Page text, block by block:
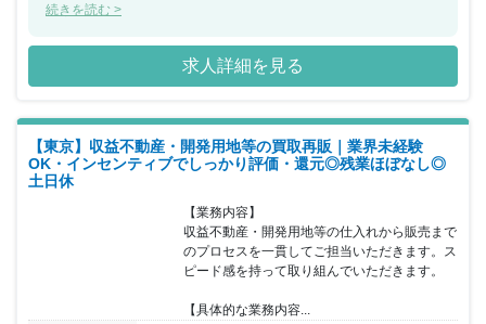
ン等だけでなく、住まいや暮らしに 関連して多世代の方々の、より
行っています。 例えば、幼児教育、児童養護施設等への支援、 高
齢者への支援等不動産に捉われない事業分野にも 関わっておりま
す。 私たち京橋アートレジデンスでは、 新築戸建やマンションの
暮らし関連、 社会貢献にかかわる「ESG事業」などを行っていま
す。 こうした成長環境の中で、幅広く不動産に携わり、 成長した
い方を求めています。
続きを読む >
求人詳細を見る
【東京】収益不動産・開発用地等の買取再販｜業界未経験
OK・インセンティブでしっかり評価・還元◎残業ほぼなし◎
土日休
【業務内容】
収益不動産・開発用地等の仕入れから販売まで
のプロセスを一貫してご担当いただきます。ス
ピード感を持って取り組んでいただきます。
【具体的な業務内容...